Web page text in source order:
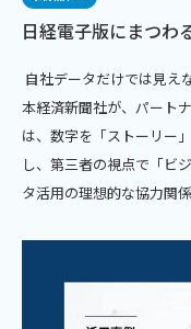
日経電子版にまつわ
自社データだけでは見え
本経済新聞社が、パート
は、数字を「ストーリー
し、第三者の視点で「ビ
タ活用の理想的な協力関